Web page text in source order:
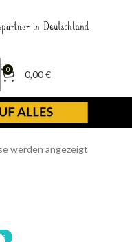
0 0,00€
werden angezeigt